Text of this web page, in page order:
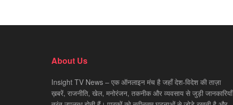
About Us
Insight TV News – एक ऑनलाइन मंच है जहाँ देश-विदेश की ताज़ा
ख़बरें, राजनीति, खेल, मनोरंजन, तकनीक और व्यवसाय से जुड़ी जानकारियाँ